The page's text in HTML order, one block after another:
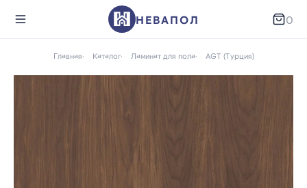
НЕВАПОЛ 0
Главная Каталог Ламинат для пола AGT (Турция)